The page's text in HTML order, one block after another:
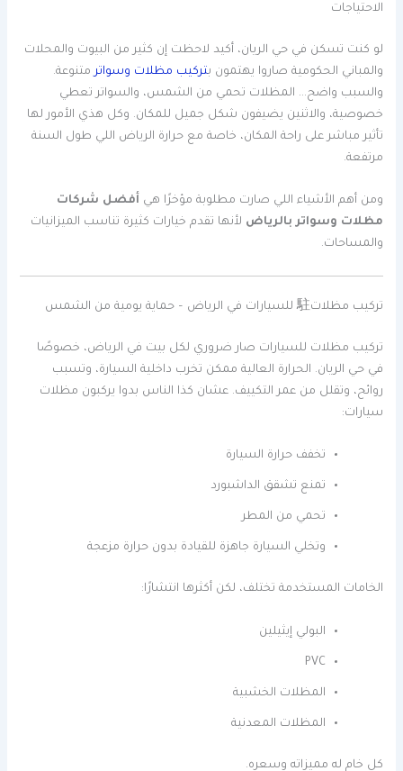
الاحتياجات
لو كنت تسكن في حي الريان، أكيد لاحظت إن كثير من البيوت والمحلات
والمباني الحكومية صاروا يهتمون بتركيب مظلات وسواتر متنوعة.
والسبب واضح… المظلات تحمي من الشمس، والسواتر تعطي
خصوصية، والاثنين يضيفون شكل جميل للمكان. وكل هذي الأمور لها
تأثير مباشر على راحة المكان، خاصة مع حرارة الرياض اللي طول السنة
مرتفعة.
ومن أهم الأشياء اللي صارت مطلوبة مؤخرًا هي أفضل شركات
مظلات وسواتر بالرياض لأنها تقدم خيارات كثيرة تناسب الميزانيات
والمساحات.
تركيب مظلات駐 للسيارات في الرياض – حماية يومية من الشمس
تركيب مظلات للسيارات صار ضروري لكل بيت في الرياض، خصوصًا
في حي الريان. الحرارة العالية ممكن تخرب داخلية السيارة، وتسبب
روائح، وتقلل من عمر التكييف. عشان كذا الناس بدوا يركبون مظلات
سيارات:
تخفف حرارة السيارة
تمنع تشقق الداشبورد
تحمي من المطر
وتخلي السيارة جاهزة للقيادة بدون حرارة مزعجة
الخامات المستخدمة تختلف، لكن أكثرها انتشارًا:
البولي إيثيلين
PVC
المظلات الخشبية
المظلات المعدنية
كل خام له مميزاته وسعره.